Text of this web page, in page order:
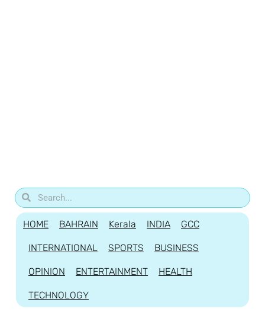
HOME BAHRAIN Kerala INDIA GCC
INTERNATIONAL SPORTS BUSINESS
OPINION ENTERTAINMENT HEALTH
TECHNOLOGY